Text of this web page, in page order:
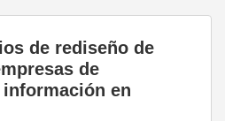
de rediseño de
de
en